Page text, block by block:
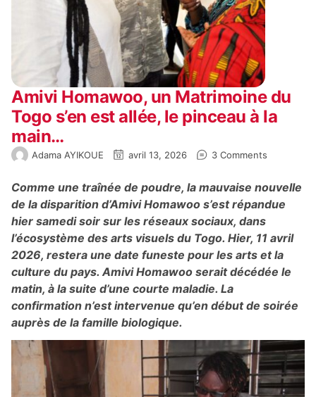
Amivi Homawoo, un Matrimoine du
Togo s’en est allée, le pinceau à la
main…
Adama AYIKOUE avril 13, 2026 3 Comments
Comme une traînée de poudre, la mauvaise nouvelle
de la disparition d’Amivi Homawoo s’est répandue
hier samedi soir sur les réseaux sociaux, dans
l’écosystème des arts visuels du Togo. Hier, 11 avril
2026, restera une date funeste pour les arts et la
culture du pays. Amivi Homawoo serait décédée le
matin, à la suite d’une courte maladie. La
confirmation n’est intervenue qu’en début de soirée
auprès de la famille biologique.